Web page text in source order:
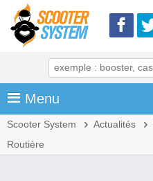
Menu
Scooter System Actualités
Routière